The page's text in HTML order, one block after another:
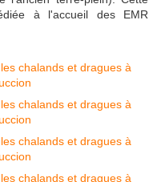
à l'accueil des EMR